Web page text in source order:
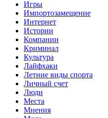
Игры
Импортозамещение
Интернет
Истории
Компании
Криминал
Культура
Лайфхаки
Летние виды спорта
Личный счет
Люди
Места
Мнения